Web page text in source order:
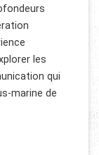
les
qui
marine de
: STRATÉGIES